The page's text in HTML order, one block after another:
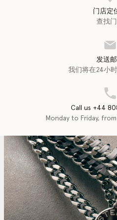
门店定
查找
发送
我们将在24小
Call us +44
Monday to Friday,